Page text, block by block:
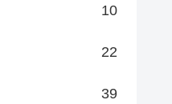
10
22
39